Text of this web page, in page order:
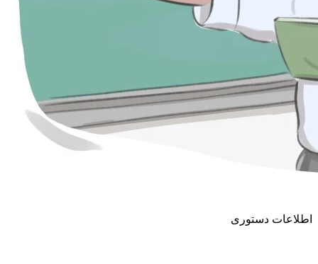
اطلاعات دستوری